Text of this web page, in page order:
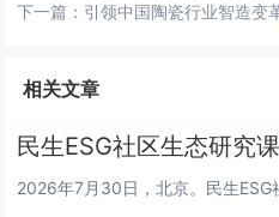
下一篇： 引领中国陶瓷行业智造变
相关文章